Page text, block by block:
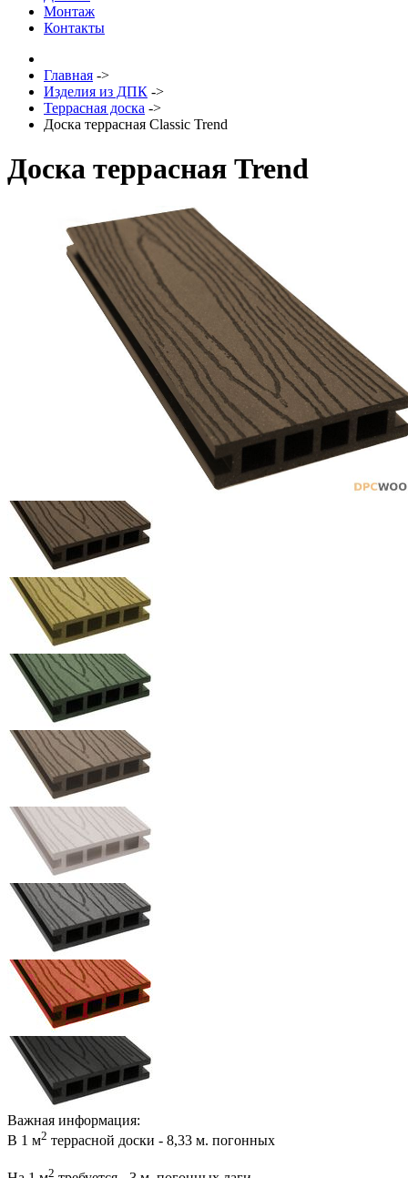
Монтаж
Контакты
Главная ->
Изделия из ДПК ->
Террасная доска ->
Доска террасная Classic Trend
Доска террасная Trend
Важная информация:
В 1 м2 террасной доски - 8,33 м. погонных
2